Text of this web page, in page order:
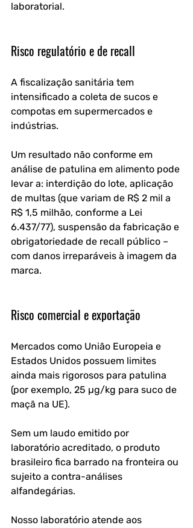
laboratorial.
Risco regulatório e de recall
A fiscalização sanitária tem
intensificado a coleta de sucos e
compotas em supermercados e
indústrias.
Um resultado não conforme em
análise de patulina em alimento pode
levar a: interdição do lote, aplicação
de multas (que variam de R$ 2 mil a
R$ 1,5 milhão, conforme a Lei
6.437/77), suspensão da fabricação e
obrigatoriedade de recall público –
com danos irreparáveis à imagem da
marca.
Risco comercial e exportação
Mercados como União Europeia e
Estados Unidos possuem limites
ainda mais rigorosos para patulina
(por exemplo, 25 µg/kg para suco de
maçã na UE).
Sem um laudo emitido por
laboratório acreditado, o produto
brasileiro fica barrado na fronteira ou
sujeito a contra-análises
alfandegárias.
Nosso laboratório atende aos